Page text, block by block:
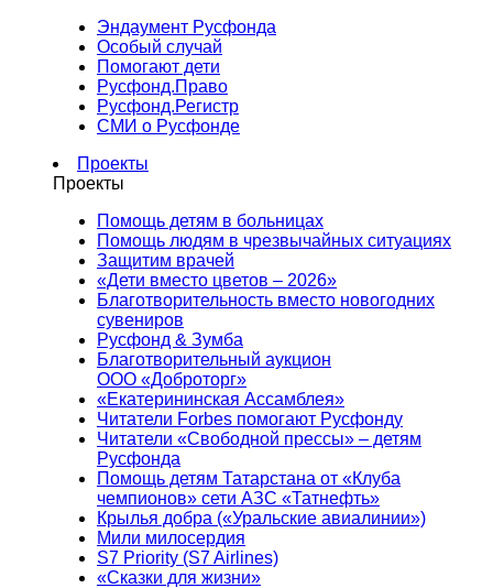
Эндаумент Русфонда
Особый случай
Помогают дети
Русфонд.Право
Русфонд.Регистр
СМИ о Русфонде
Проекты
Проекты
Помощь детям в больницах
Помощь людям в чрезвычайных ситуациях
Защитим врачей
«Дети вместо цветов – 2026»
Благотворительность вместо новогодних
сувениров
Русфонд & Зумба
Благотворительный аукцион
ООО «Доброторг»
«Екатерининская Ассамблея»
Читатели Forbes помогают Русфонду
Читатели «Свободной прессы» – детям
Русфонда
Помощь детям Татарстана от «Клуба
чемпионов» сети АЗС «Татнефть»
Крылья добра («Уральские авиалинии»)
Мили милосердия
S7 Priority (S7 Airlines)
«Сказки для жизни»